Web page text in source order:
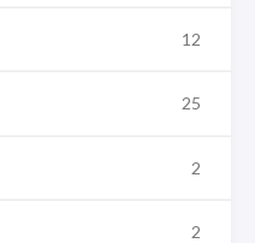
12
25
2
2